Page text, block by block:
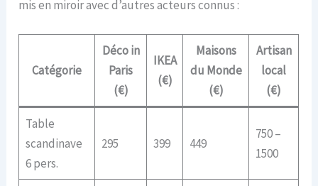
mis en miroir avec d’autres acteurs connus :
Catégorie
Déco in
Paris
(€)
IKEA
(€)
Maisons
du Monde
(€)
Artisan
local
(€)
Table
scandinave
6 pers.
295 399 449
750 –
1500